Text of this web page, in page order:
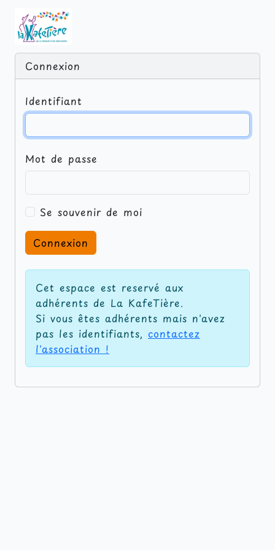
Connexion
Identifiant
Mot de passe
Se souvenir de moi
Connexion
Cet espace est reservé aux
adhérents de La KafeTière.
Si vous êtes adhérents mais n'avez
pas les identifiants, contactez
l'association !